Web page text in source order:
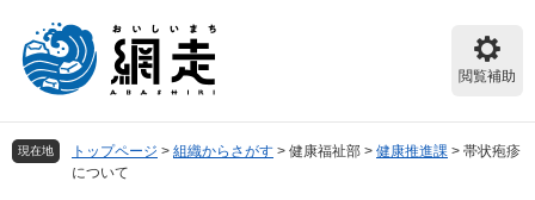
頭
で
飛
ば
閲覧補助
現在地 トップページ > 組織からさがす > 健康福祉部 > 健康推進課 > 帯状疱疹
について